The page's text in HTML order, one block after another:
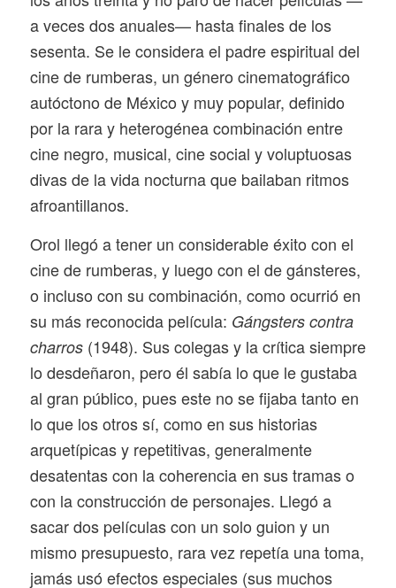
a veces dos anuales— hasta finales de los
sesenta. Se le considera el padre espiritual del
cine de rumberas, un género cinematográfico
autóctono de México y muy popular, definido
por la rara y heterogénea combinación entre
cine negro, musical, cine social y voluptuosas
divas de la vida nocturna que bailaban ritmos
afroantillanos.
Orol llegó a tener un considerable éxito con el
cine de rumberas, y luego con el de gánsteres,
o incluso con su combinación, como ocurrió en
su más reconocida película: Gángsters contra
charros (1948). Sus colegas y la crítica siempre
lo desdeñaron, pero él sabía lo que le gustaba
al gran público, pues este no se fijaba tanto en
lo que los otros sí, como en sus historias
arquetípicas y repetitivas, generalmente
desatentas con la coherencia en sus tramas o
con la construcción de personajes. Llegó a
sacar dos películas con un solo guion y un
mismo presupuesto, rara vez repetía una toma,
jamás usó efectos especiales (sus muchos